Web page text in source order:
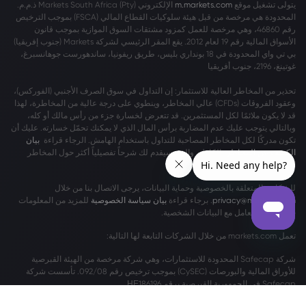
يتولى تشغيل موقع m.markets.com
الإلكتروني Markets South Africa (Pty) ذ.م.م.
المحدودة هي مرخصة من قبل هيئة سلوكيات القطاع المالي (FSCA) بموجب الترخيص
رقم 46860، وهي مرخصة للعمل كمزود مشتقات السوق الموازية بموجب قانون
الأسواق المالية رقم 19 لعام 2012. يقع المقر الرئيسي لشركة Markets (جنوب إفريقيا)
بي تي واي المحدودة في 18 بونداري بليس، طريق ريفونيا، ساندهورست جوهانسبرغ،
غوتينغ، 2196، جنوب أفريقيا
تحذير من المخاطر العالية للاستثمار: إن التداول في سوق الصرف الأجنبي (الفوركس)،
وعقود الفروقات (CFDs) عالي المخاطر، وينطوي على درجة عالية من المخاطرة، لهذا
قد لا يكون ملائمًا لكل المستثمرين. قد تتعرض لخسارة جزء من رأس مالك أو كله،
وبالتالي يتوجب عليك عدم المضاربة برأس المال الذي لا يمكنك تحمّل خسارته. عليك أن
تكون مدركًا لكل المخاطر المصاحبة للتداول باستخدام الهامش. الرجاء قراءة بيان
الكشف عن المخاطربالكامل، والذي سيقدم لك شرحاً تفصيلياً أكثر حول المخاطر
المشمولة.
للشكاوى المتعلقة بالخصوصية وحماية البيانات، يرجى الاتصال بنا من خلال
privacy@markets.com . برجاء قراءة بيان سياسة الخصوصية للمزيد من المعلومات
حول كيفية التعامل مع البيانات الشخصية.
تعمل markets.com من خلال الشركات التابعة لها التالية:
شركة Safecap المحدودة للاستثمارات، وهي شركة مرخصة من الهيئة القبرصية
للأوراق المالية والبورصات (CySEC) بموجب ترخيص رقم 092/08. تأسست شركة
Safecap في الجمهورية القبرصية برقم ΗΕ186196.